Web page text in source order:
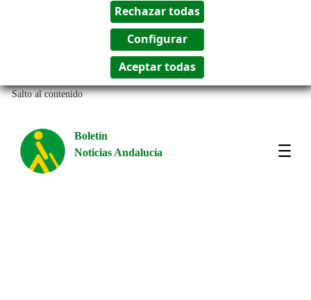
Salto al contenido
Boletín
Noticias Andalucía